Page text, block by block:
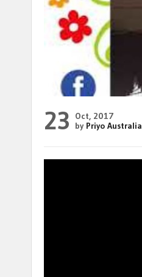
23
Oct, 2017
by Priyo Australia